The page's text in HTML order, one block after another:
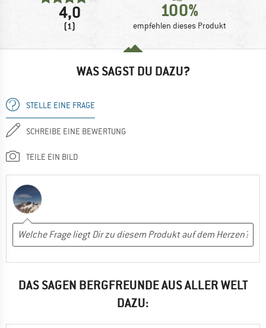
4,0
(1)
100%
empfehlen dieses Produkt
WAS SAGST DU DAZU?
STELLE EINE FRAGE
SCHREIBE EINE BEWERTUNG
TEILE EIN BILD
DAS SAGEN BERGFREUNDE AUS ALLER WELT
DAZU: